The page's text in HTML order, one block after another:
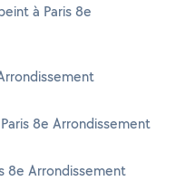
à Paris 8e
8e Arrondissement
8e Arrondissement